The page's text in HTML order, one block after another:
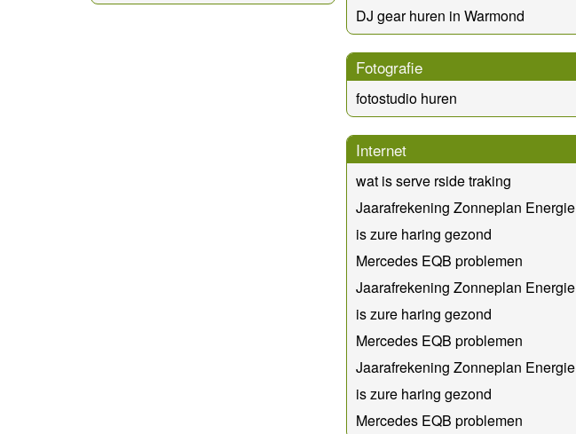
DJ gear huren in Warmond
Fotografie
fotostudio huren
Internet
wat is serve rside traking
Jaarafrekening Zonneplan Energie
is zure haring gezond
Mercedes EQB problemen
Jaarafrekening Zonneplan Energie
is zure haring gezond
Mercedes EQB problemen
Jaarafrekening Zonneplan Energie
is zure haring gezond
Mercedes EQB problemen